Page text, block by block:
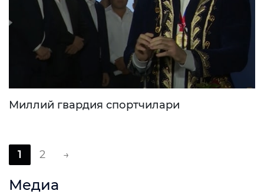
Миллий гвардия спортчилари
1 2 →
Медиа